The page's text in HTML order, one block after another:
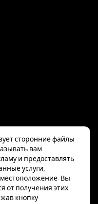
сторонние файлы
вам
и предоставлять
услуги,
Вы
от получения этих
кнопку